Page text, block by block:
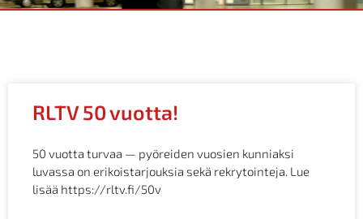
RLTV 50 vuotta!
50 vuotta turvaa — pyöreiden vuosien kunniaksi
luvassa on erikoistarjouksia sekä rekrytointeja. Lue
lisää https://rltv.fi/50v